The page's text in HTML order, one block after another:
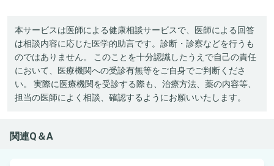
本サービスは医師による健康相談サービスで、医師による回答
は相談内容に応じた医学的助言です。診断・診察などを行うも
のではありません。 このことを十分認識したうえで自己の責任
において、医療機関への受診有無等をご自身でご判断くださ
い。 実際に医療機関を受診する際も、治療方法、薬の内容等、
担当の医師によく相談、確認するようにお願いいたします。
関連Q＆A